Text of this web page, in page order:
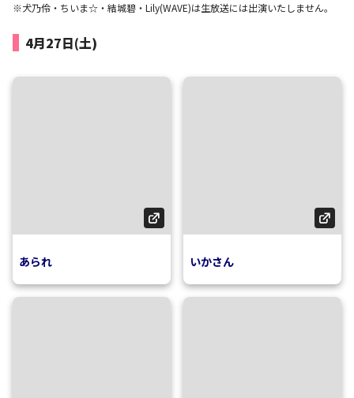
※犬乃伶・ちいま☆・結城碧・Lily(WAVE)は生放送には出演いたしません。
4月27日(土)
あられ いかさん